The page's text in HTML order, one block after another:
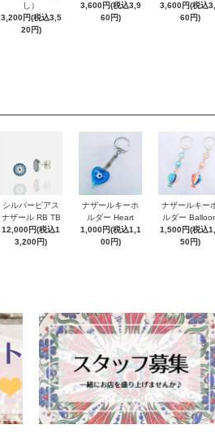
し）
3,200円(税込3,5
20円)
3,600円(税込3,9
60円)
3,600円(税込
60円)
シルバーピアス
ナザール RB TB
12,000円(税込1
3,200円)
ナザールキーホ
ルダー Heart
1,000円(税込1,1
00円)
ナザールキー
ルダー
1,500円(税込
50円)